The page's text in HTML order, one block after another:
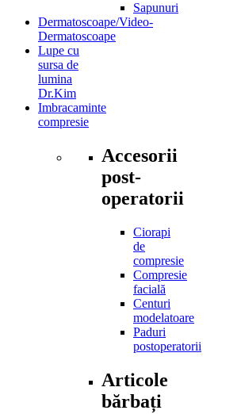
Sapunuri
Dermatoscoape/Video-
Dermatoscoape
Lupe cu
sursa de
lumina
Dr.Kim
Imbracaminte
compresie
Accesorii
post-
operatorii
Ciorapi
de
compresie
Compresie
facială
Centuri
modelatoare
Paduri
postoperatorii
Articole
bărbați